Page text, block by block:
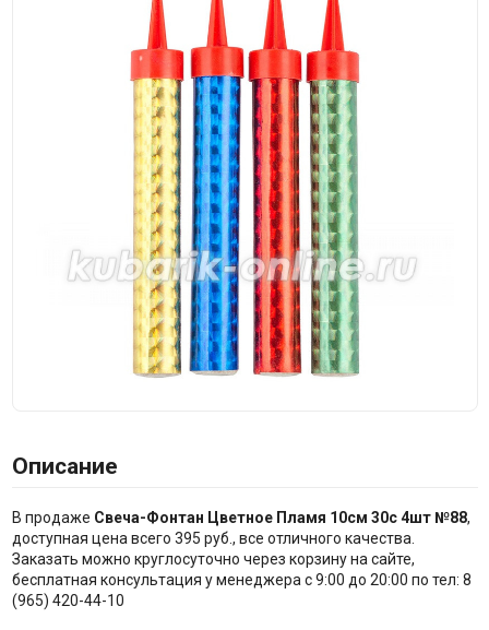
Описание
В продаже Свеча-Фонтан Цветное Пламя 10см 30с 4шт №88,
доступная цена всего 395 руб., все отличного качества.
Заказать можно круглосуточно через корзину на сайте,
бесплатная консультация у менеджера с 9:00 до 20:00 по тел: 8
(965) 420-44-10